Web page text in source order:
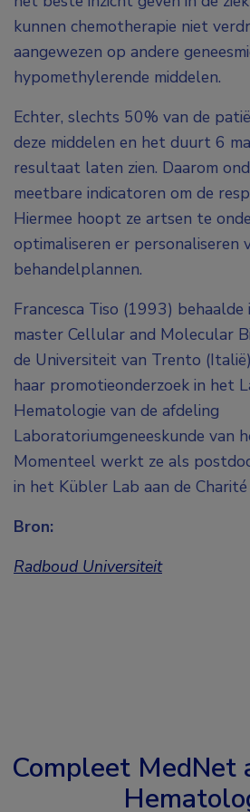
kunnen chemotherapie niet
aangewezen op andere
hypomethylerende middelen.
Echter, slechts 50% van de
deze middelen en het duurt 6
resultaat laten zien. Daarom
meetbare indicatoren om de
Hiermee hoopt ze artsen te
optimaliseren er personaliseren
behandelplannen.
Francesca Tiso (1993)
master Cellular and Molecular
de Universiteit van Trento
haar promotieonderzoek in het
Hematologie van de afdeling
Laboratoriumgeneeskunde van
Momenteel werkt ze als
in het Kübler Lab aan de
Bron:
Radboud Universiteit
Compleet MedNet